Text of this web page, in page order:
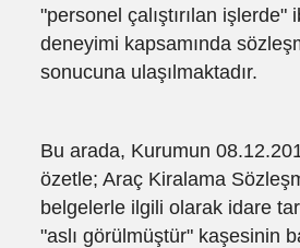
"personel çalıştırılan
deneyimi kapsamında
sonucuna ulaşılmaktadır.
Bu arada, Kurumun
özetle; Araç Kiralama
belgelerle ilgili olarak idare
"aslı görülmüştür" kaşesinin